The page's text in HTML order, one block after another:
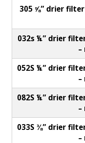
305 ⅝” drier
032s ¼” drier
–
052S ¼” drier
–
082S ¼” drier
–
033S ⅜” drier
–